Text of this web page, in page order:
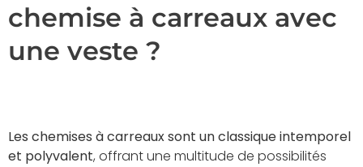
chemise à carreaux avec
une veste ?
Les chemises à carreaux sont un classique intemporel
et polyvalent, offrant une multitude de possibilités